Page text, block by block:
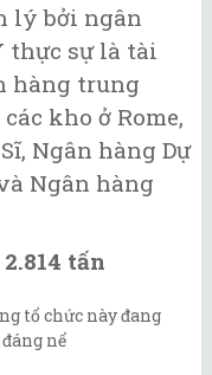
lý bởi ngân
thực sự là tài
hàng trung
kho ở Rome,
Ngân hàng Dự
Ngân hàng
tấn